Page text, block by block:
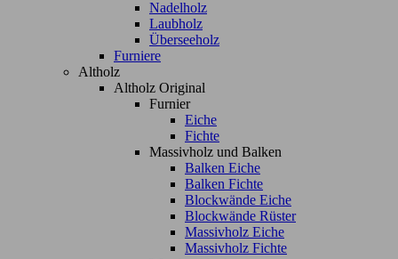
Nadelholz
Laubholz
Überseeholz
Furniere
Altholz
Altholz Original
Furnier
Eiche
Fichte
Massivholz und Balken
Balken Eiche
Balken Fichte
Blockwände Eiche
Blockwände Rüster
Massivholz Eiche
Massivholz Fichte